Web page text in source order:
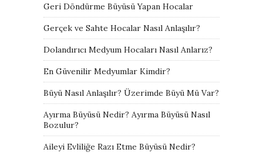
Geri Döndürme Büyüsü Yapan Hocalar
Gerçek ve Sahte Hocalar Nasıl Anlaşılır?
Dolandırıcı Medyum Hocaları Nasıl Anlarız?
En Güvenilir Medyumlar Kimdir?
Büyü Nasıl Anlaşılır? Üzerimde Büyü Mü Var?
Ayırma Büyüsü Nedir? Ayırma Büyüsü Nasıl
Bozulur?
Aileyi Evliliğe Razı Etme Büyüsü Nedir?